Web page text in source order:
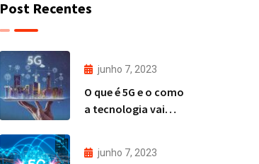
Post Recentes
junho 7, 2023
O que é 5G e o como
a tecnologia vai
junho 7, 2023